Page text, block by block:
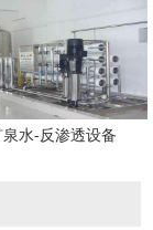
水-反渗透设备